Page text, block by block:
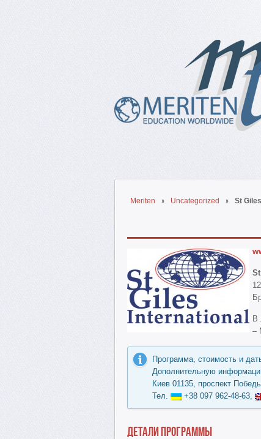
Meriten Uncategorized St
В
–
Программа, стоимость и
Дополнительную
Киев 01135, проспект
Тел.
+38 097 962-48-63,
Детали программы